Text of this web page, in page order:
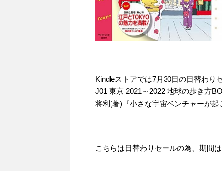
Kindleストアでは7月30日の日替わり
J01 東京 2021～2022 地球の歩き方
将利(著)『小さな宇宙ベンチャーが
こちらは日替わりセールの為、期間